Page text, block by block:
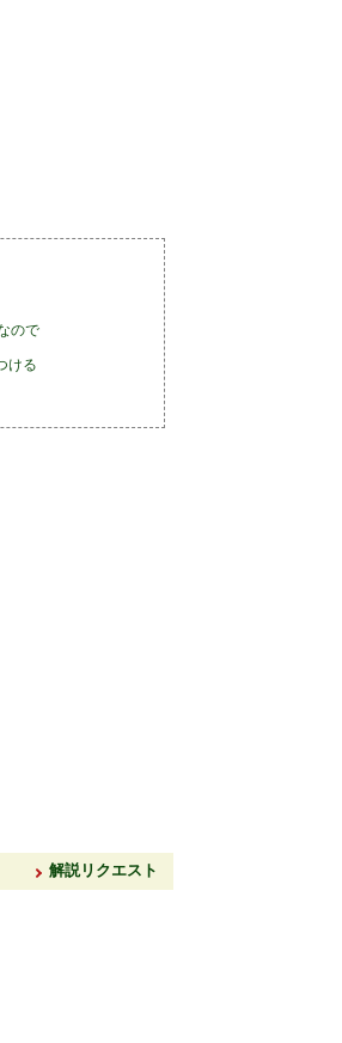
ので
ける
解説リクエスト